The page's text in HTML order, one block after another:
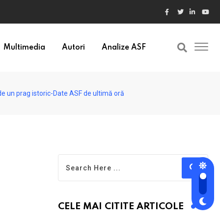
din Bulgaria au valori cu 30% mai mari
Multimedia Autori Analize ASF
un prag istoric-Date ASF de ultimă oră
CELE MAI CITITE ARTICOLE